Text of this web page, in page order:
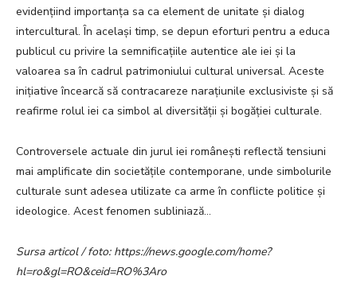
evidențiind importanța sa ca element de unitate și dialog
intercultural. În același timp, se depun eforturi pentru a educa
publicul cu privire la semnificațiile autentice ale iei și la
valoarea sa în cadrul patrimoniului cultural universal. Aceste
inițiative încearcă să contracareze narațiunile exclusiviste și să
reafirme rolul iei ca simbol al diversității și bogăției culturale.
Controversele actuale din jurul iei românești reflectă tensiuni
mai amplificate din societățile contemporane, unde simbolurile
culturale sunt adesea utilizate ca arme în conflicte politice și
ideologice. Acest fenomen subliniază…
Sursa articol / foto: https://news.google.com/home?
hl=ro&gl=RO&ceid=RO%3Aro